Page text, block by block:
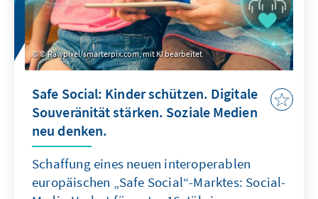
© Rawpixel/smarterpix.com, mit KI bearbeitet
Safe Social: Kinder schützen. Digitale
Souveränität stärken. Soziale Medien
neu denken.
Schaffung eines neuen interoperablen
europäischen „Safe Social“-Marktes: Social-